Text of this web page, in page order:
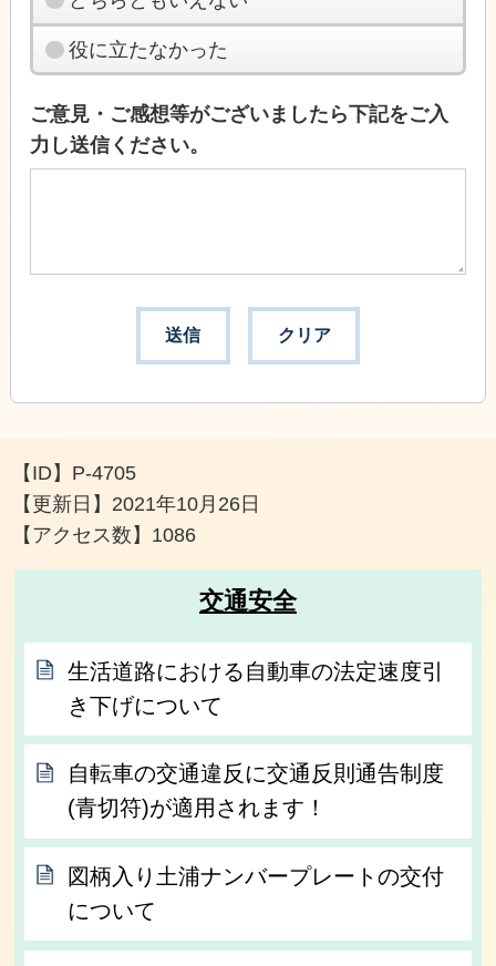
役に立たなかった
ご意見・ご感想等がございましたら下記をご入
力し送信ください。
【ID】 P-4705
【更新日】 2021年10月26日
【アクセス数】 1086
交通安全
生活道路における自動車の法定速度引
き下げについて
自転車の交通違反に交通反則通告制度
(青切符)が適用されます！
図柄入り土浦ナンバープレートの交付
について